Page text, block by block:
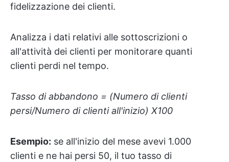
fidelizzazione dei clienti.
Analizza i dati relativi alle sottoscrizioni o
all'attività dei clienti per monitorare quanti
clienti perdi nel tempo.
Tasso di abbandono = (Numero di clienti
persi/Numero di clienti all'inizio) X100
Esempio: se all'inizio del mese avevi 1.000
clienti e ne hai persi 50, il tuo tasso di